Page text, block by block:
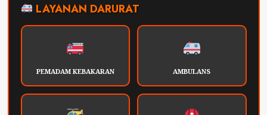
LAYANAN DARURAT
PEMADAM KEBAKARAN AMBULANS